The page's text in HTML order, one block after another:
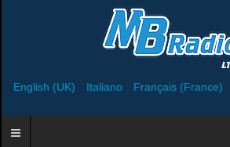
English (UK) Italiano Français (France)